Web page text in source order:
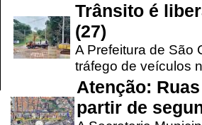
Trânsito é
(27)
A Prefeitura de São
tráfego de veículos
Atenção:
partir de